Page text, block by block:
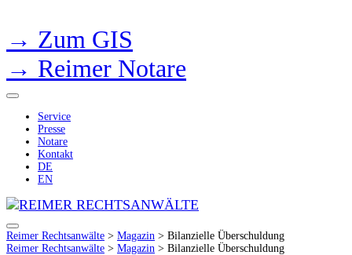
→ Zum GIS
→ Reimer Notare
Service
Presse
Notare
Kontakt
DE
EN
Reimer Rechtsanwälte > Magazin > Bilanzielle Überschuldung
Reimer Rechtsanwälte > Magazin > Bilanzielle Überschuldung